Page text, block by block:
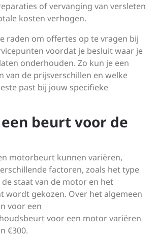
of vervanging van versleten
kosten verhogen.
raden om offertes op te vragen bij
voordat je besluit waar je
onderhouden. Zo kun je een
van de prijsverschillen en welke
past bij jouw specifieke
beurt voor de
motorbeurt kunnen variëren,
factoren, zoals het type
staat van de motor en het
wordt gekozen. Over het algemeen
voor een
voor een motor variëren
€300.